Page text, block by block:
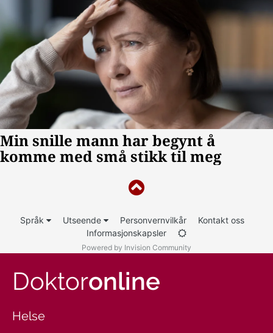
Språk Utseende Personvernvilkår
Kontakt oss
Informasjonskapsler
Powered by Invision Community
Doktoronline
Helse